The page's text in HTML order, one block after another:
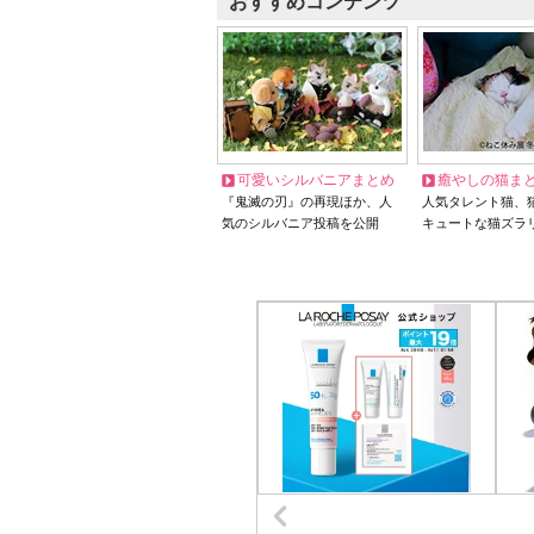
可愛いシルバニアまとめ
『鬼滅の刃』の再現ほか、人
気のシルバニア投稿を公開
癒やしの猫ま
人気タレント猫
キュートな猫ズラ